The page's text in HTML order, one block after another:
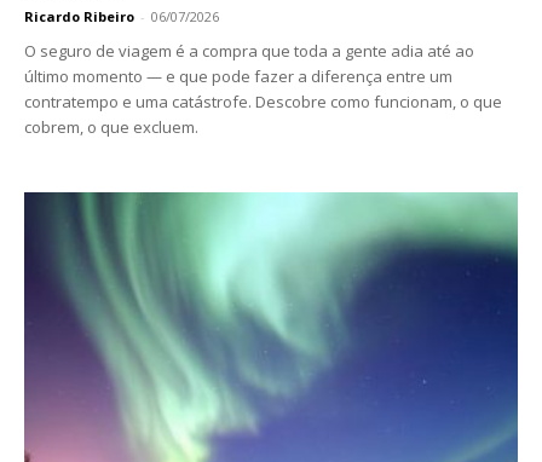
Ricardo Ribeiro - 06/07/2026
O seguro de viagem é a compra que toda a gente adia até ao
último momento — e que pode fazer a diferença entre um
contratempo e uma catástrofe. Descobre como funcionam, o que
cobrem, o que excluem.